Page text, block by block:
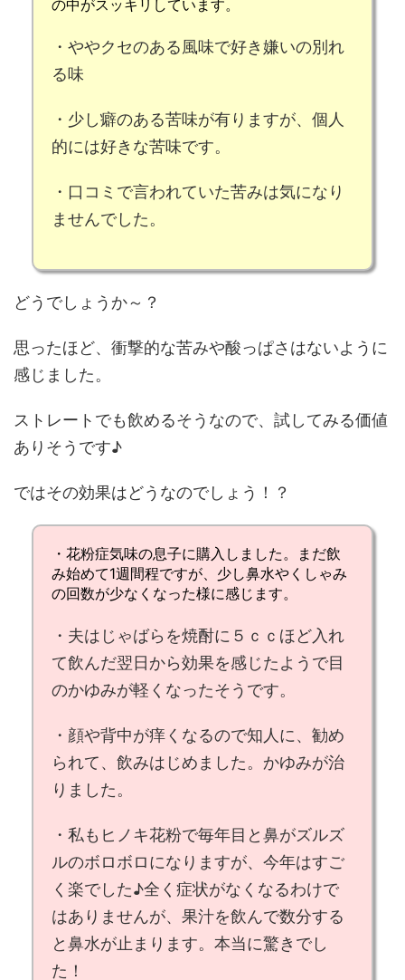
の中がスッキリしています。
・ ややクセのある風味で好き嫌いの別れ
る味
・少し癖のある苦味が有りますが、個人
的には好きな苦味です。
・口コミで言われていた苦みは気になり
ませんでした。
どうでしょうか～？
思ったほど、衝撃的な苦みや酸っぱさはないように
感じました。
ストレートでも飲めるそうなので、試してみる価値
ありそうです♪
ではその効果はどうなのでしょう！？
・花粉症気味の息子に購入しました。まだ飲
み始めて1週間程ですが、少し鼻水やくしゃみ
の回数が少なくなった様に感じます。
・夫はじゃばらを焼酎に５ｃｃほど入れ
て飲んだ翌日から効果を感じたようで目
のかゆみが軽くなったそうです。
・ 顔や背中が痒く なるので知人に、勧め
られて、飲みはじめました。 かゆみが治
りました。
・私もヒノキ花粉で毎年目と鼻がズルズ
ルのボロボロになりますが、 今年はすご
く楽でした♪全く症状がなくなるわけで
はありませんが、 果汁を飲んで数分する
と鼻水が止まります。本当に驚きでし
た！